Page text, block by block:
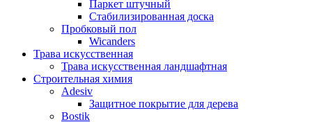
Паркет штучный
Стабилизированная доска
Пробковый пол
Wicanders
Трава искусственная
Трава искусственная ландшафтная
Строительная химия
Adesiv
Защитное покрытие для дерева
Bostik